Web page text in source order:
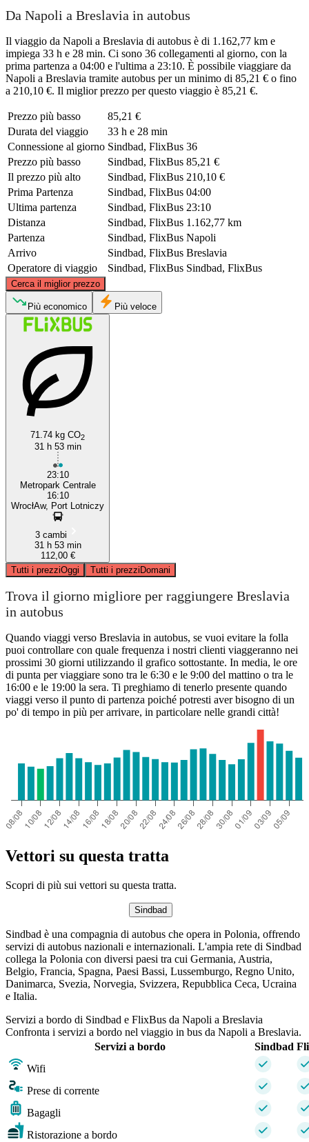
Da Napoli a Breslavia in autobus
Il viaggio da Napoli a Breslavia di autobus è di 1.162,77 km e
impiega 33 h e 28 min. Ci sono 36 collegamenti al giorno, con la
prima partenza a 04:00 e l'ultima a 23:10. È possibile viaggiare da
Napoli a Breslavia tramite autobus per un minimo di 85,21 € o fino
a 210,10 €. Il miglior prezzo per questo viaggio è 85,21 €.
Prezzo più basso
85,21 €
Durata del viaggio
33 h e 28 min
Connessione al giorno Sindbad, FlixBus 36
Prezzo più basso
Sindbad, FlixBus 85,21 €
Il prezzo più alto
Sindbad, FlixBus 210,10 €
Prima Partenza
Sindbad, FlixBus 04:00
Ultima partenza
Sindbad, FlixBus 23:10
Distanza
Sindbad, FlixBus 1.162,77 km
Partenza
Sindbad, FlixBus Napoli
Arrivo
Sindbad, FlixBus Breslavia
Operatore di viaggio
Sindbad, FlixBus Sindbad, FlixBus
Cerca il miglior prezzo
©CARTO, ©OpenStreetMapcontributors
Più economico Più veloce
71.74 kg CO2
31 h 53 min
23:10
Metropark Centrale
16:10
WrocłAw, Port Lotniczy
3 cambi
31 h 53 min
112,00 €
Tutti i prezziOggi Tutti i prezziDomani
Trova il giorno migliore per raggiungere Breslavia
in autobus
Quando viaggi verso Breslavia in autobus, se vuoi evitare la folla
puoi controllare con quale frequenza i nostri clienti viaggeranno nei
prossimi 30 giorni utilizzando il grafico sottostante. In media, le ore
di punta per viaggiare sono tra le 6:30 e le 9:00 del mattino o tra le
16:00 e le 19:00 la sera. Ti preghiamo di tenerlo presente quando
viaggi verso il punto di partenza poiché potresti aver bisogno di un
po' di tempo in più per arrivare, in particolare nelle grandi città!
Vettori su questa tratta
Scopri di più sui vettori su questa tratta.
Sindbad
Sindbad è una compagnia di autobus che opera in Polonia, offrendo
servizi di autobus nazionali e internazionali. L'ampia rete di Sindbad
collega la Polonia con diversi paesi tra cui Germania, Austria,
Belgio, Francia, Spagna, Paesi Bassi, Lussemburgo, Regno Unito,
Danimarca, Svezia, Norvegia, Svizzera, Repubblica Ceca, Ucraina
e Italia.
Servizi a bordo di Sindbad e FlixBus da Napoli a Breslavia
Confronta i servizi a bordo nel viaggio in bus da Napoli a Breslavia.
Servizi a bordo
Sindbad
Wifi
Prese di corrente
Bagagli
Ristorazione a bordo